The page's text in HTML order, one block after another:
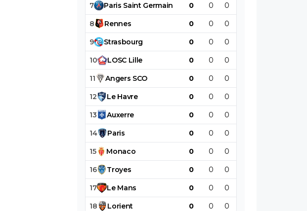
7 Paris Saint Germain 0 0 0
8 Rennes 0 0 0
9 Strasbourg 0 0 0
10 LOSC Lille 0 0 0
11 Angers SCO 0 0 0
12 Le Havre 0 0 0
13 Auxerre 0 0 0
14 Paris 0 0 0
15 Monaco 0 0 0
16 Troyes 0 0 0
17 Le Mans 0 0 0
18 Lorient 0 0 0